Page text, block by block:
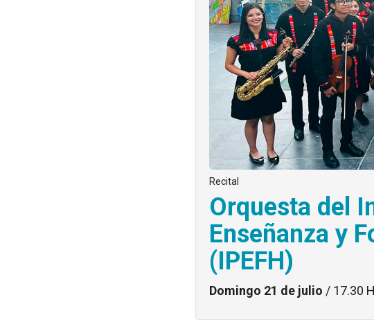
Recital
Orquesta del
Enseñanza y
(IPEFH)
Domingo 21 de julio / 17.30